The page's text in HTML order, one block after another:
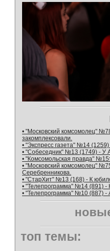
• "Московский комсомолец"
закомплексовали.
• "Экспресс газета" №14
• "Собеседник" №13 (1749) - У
• "Комсомольская правда"
• "Московский комсомолец"
Серебренникова.
• "СтарХит" №13 (168) - К
• "Телепрограмма" №14 (891) -
• "Телепрограмма" №10 (887) -
топ темы: